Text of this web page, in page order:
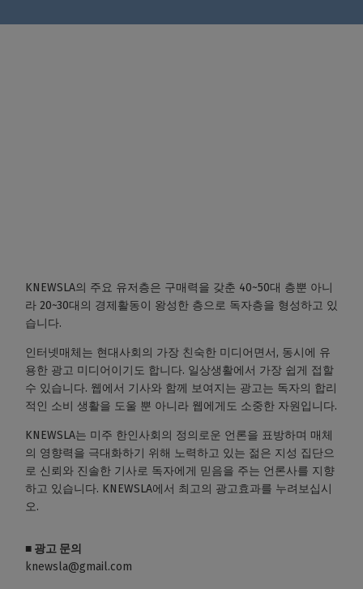
KNEWSLA의 주요 유저층은 구매력을 갖춘 40~50대 층뿐 아니
라 20~30대의 경제활동이 왕성한 층으로 독자층을 형성하고 있
습니다.
인터넷매체는 현대사회의 가장 친숙한 미디어면서, 동시에 유
용한 광고 미디어이기도 합니다. 일상생활에서 가장 쉽게 접할
수 있습니다. 웹에서 기사와 함께 보여지는 광고는 독자의 합리
적인 소비 생활을 도울 뿐 아니라 웹에게도 소중한 자원입니다.
KNEWSLA는 미주 한인사회의 정의로운 언론을 표방하며 매체
의 영향력을 극대화하기 위해 노력하고 있는 젊은 지성 집단으
로 신뢰와 진솔한 기사로 독자에게 믿음을 주는 언론사를 지향
하고 있습니다. KNEWSLA에서 최고의 광고효과를 누려보십시
오.
■ 광고 문의
knewsla@gmail.com